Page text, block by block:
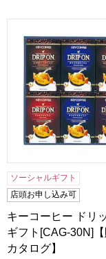
ソーシャルギフト
店頭お申し込み可
キーコーヒー ドリ
ギフト[CAG-30N]
カタログ】